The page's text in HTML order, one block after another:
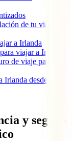
de tu viaje a
a Irlanda
viajar a Irlanda?
de viaje para
Irlanda desde
y seguro